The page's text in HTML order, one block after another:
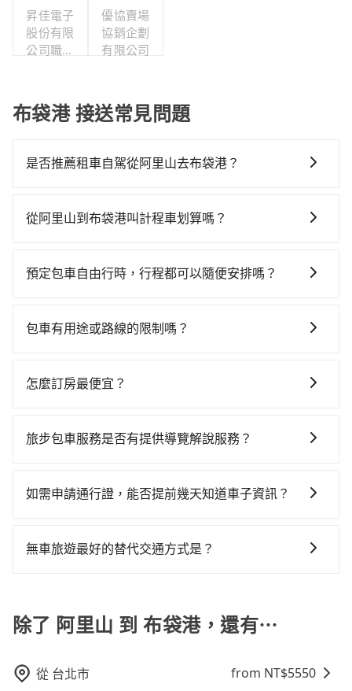
昇佳電子
股份有限
公司職工
優協賣場
協銷企劃
有限公司
布袋港 接送常見問題
是否推薦租車自駕從阿里山去布袋港？
時不需要閉目養神（因為要自己開車），最重要的是你
$115~205承租小轎車，每公里再額外加收$3.2，從阿里
雖已將每小時40元路邊停車費用預估進去，但額外的汽
乘坐體驗較差的車款，如果人數超過四位，更是沒有較
垃圾或者撞凹的車門仍未被修理，每一次租車都好像在
找不到停車位，對於急著用車或者要載其他乘客的人來
地點與你的上下車地點仍有段距離，在遇到下雨天或者
從阿里山到布袋港叫計程車划算嗎？
灣大車隊。依照里程跳錶計算，價格約為2,135~3,200元
新北的200倍之多。再加上嘉義縣有些計程車司機不按錶
能較為便宜，但仍有臨時攔不到車以及計程車司機不跳
可能更適合你。
預定包車自由行時，行程都可以隨便安排嗎？
沒有到達海拔1500公里以上的山區，行程都是可以依照
包車有用途或路線的限制嗎？
是長途交通且途中遵守台灣法律，無論是清明掃墓、包
叫車、機場接送、定期洗腎、包月上下班，或者任何跨
編，在結帳時可以受理，並於乘車後一週內寄出電子收
怎麼訂房最便宜？
OTA (online travel agent) 來完成，除了可以快速依據
會員或者使用特定的信用卡，還可以累積點數做現金回
Expedia.com、Trip.com等。正常來說，線上刷卡付款
賣的現象，便有可能到了現場卻沒房可住的窘境，所以
要再人工電話與飯店確認。預訂民宿方面，如不怕麻
煩，有些時候直接打電話問的價格可能比民宿訂房網來
旅步包車服務是否有提供導覽解說服務？
需要導覽服務，可事先透過電子郵件
如需申請通行證，能否提前幾天知道車子資訊？
供用車前一天凌晨六點前取消訂單的服務。所以我們會
booking@tripool.app，將有專人協助回覆確認是否能
協助安排。」
無車旅遊最好的替代交通方式是？
公車、捷運、客運等，或者考慮租車。如果您想要更便
利的出行方式，您也可以選擇使用像是旅步提供的包車
除了 阿里山 到 布袋港，還有⋯
從 台北市 from NT$5550